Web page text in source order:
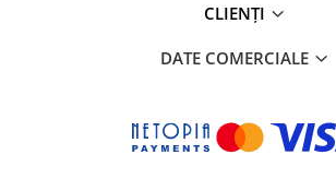
CLIENȚI
DATE COMERCIALE